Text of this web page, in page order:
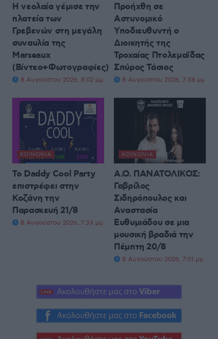
Η νεολαία γέμισε την
πλατεία των
Γρεβενών στη μεγάλη
συναυλία της
Marseaux
(Βίντεο+Φωτογραφίες)
8 Αυγούστου 2026, 8:02 μμ
Προήχθη σε
Αστυνομικό
Υποδιευθυντή ο
Διοικητής της
Τροχαίας Πτολεμαΐδας
Σπύρος Τάσιος
8 Αυγούστου 2026, 7:38 μμ
ΚΟΙΝΩΝΊΑ
Το Daddy Cool Party
επιστρέφει στην
Κοζάνη την
Παρασκευή 21/8
8 Αυγούστου 2026, 7:33 μμ
ΚΟΙΝΩΝΊΑ
Α.Ο. ΠΑΝΑΤΟΛΙΚΟΣ:
Γαβρίλος
Σιδηρόπουλος και
Αναστασία
Ευθυμιάδου σε μια
μουσική βραδιά την
Πέμπτη 20/8
8 Αυγούστου 2026, 7:01 μμ